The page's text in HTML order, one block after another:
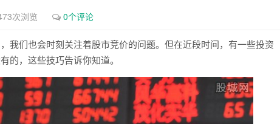
次浏览 0个评论
我们也会时刻关注着股市竞价的问题。但在近段时间，有一些投资
的，这些技巧告诉你知道。